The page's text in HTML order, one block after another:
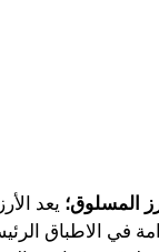
المسلوق؛ يعد
في الاطباق